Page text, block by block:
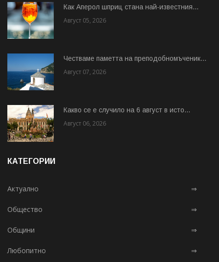
Как Аперол шприц стана най-известния...
Август 05, 2026
Честваме паметта на преподобномъченик...
Август 07, 2026
Какво се е случило на 6 август в исто...
Август 06, 2026
КАТЕГОРИИ
Актуално ⇒
Общество ⇒
Общини ⇒
Любопитно ⇒